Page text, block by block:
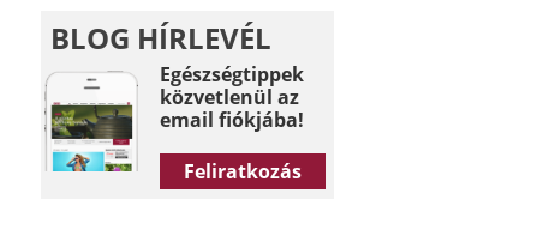
BLOG HÍRLEVÉL
Egészségtippek
közvetlenül az
email fiókjába!
Feliratkozás